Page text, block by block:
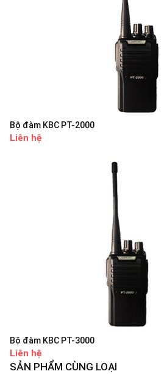
Bộ đàm KBC PT-2000
Liên hệ
Bộ đàm KBC PT-3000
Liên hệ
SẢN PHẨM CÙNG LOẠI